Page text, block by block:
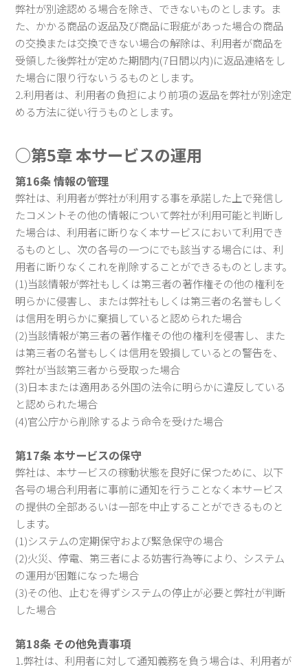
弊社が別途認める場合を除き、できないものとします。ま
た、かかる商品の返品及び商品に瑕疵があった場合の商品
の交換または交換できない場合の解除は、利用者が商品を
受領した後弊社が定めた期間内(7日間以内)に返品連絡をし
た場合に限り行ないうるものとします。
2.利用者は、利用者の負担により前項の返品を弊社が別途定
める方法に従い行うものとします。
○第5章 本サービスの運用
第16条 情報の管理
弊社は、利用者が弊社が利用する事を承諾した上で発信し
たコメントその他の情報について弊社が利用可能と判断し
た場合は、利用者に断りなく本サービスにおいて利用でき
るものとし、次の各号の一つにでも該当する場合には、利
用者に断りなくこれを削除することができるものとします。
(1)当該情報が弊社もしくは第三者の著作権その他の権利を
明らかに侵害し、または弊社もしくは第三者の名誉もしく
は信用を明らかに棄損していると認められた場合
(2)当該情報が第三者の著作権その他の権利を侵害し、また
は第三者の名誉もしくは信用を毀損しているとの警告を、
弊社が当該第三者から受取った場合
(3)日本または適用ある外国の法令に明らかに違反している
と認められた場合
(4)官公庁から削除するよう命令を受けた場合
第17条 本サービスの保守
弊社は、本サービスの稼動状態を良好に保つために、以下
各号の場合利用者に事前に通知を行うことなく本サービス
の提供の全部あるいは一部を中止することができるものと
します。
(1)システムの定期保守および緊急保守の場合
(2)火災、停電、第三者による妨害行為等により、システム
の運用が困難になった場合
(3)その他、止むを得ずシステムの停止が必要と弊社が判断
した場合
第18条 その他免責事項
1.弊社は、利用者に対して通知義務を負う場合は、利用者が